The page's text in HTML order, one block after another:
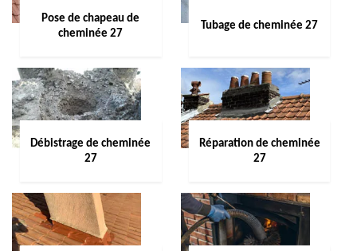
Pose de chapeau de
cheminée 27
Tubage de cheminée 27
Débistrage de cheminée
27
Réparation de cheminée
27